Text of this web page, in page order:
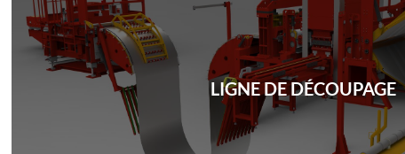
LIGNE DE DÉCOUPAGE